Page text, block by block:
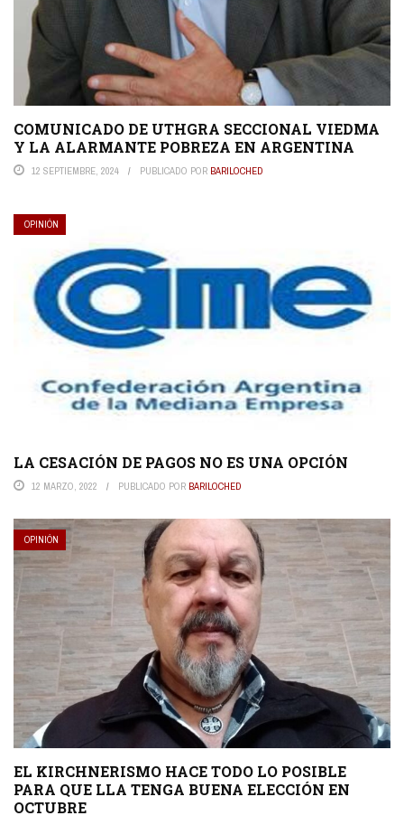
COMUNICADO DE UTHGRA SECCIONAL VIEDMA
Y LA ALARMANTE POBREZA EN ARGENTINA
12 SEPTIEMBRE, 2024 PUBLICADO POR BARILOCHED
OPINIÓN
LA CESACIÓN DE PAGOS NO ES UNA OPCIÓN
12 MARZO, 2022 PUBLICADO POR BARILOCHED
OPINIÓN
EL KIRCHNERISMO HACE TODO LO POSIBLE
PARA QUE LLA TENGA BUENA ELECCIÓN EN
OCTUBRE